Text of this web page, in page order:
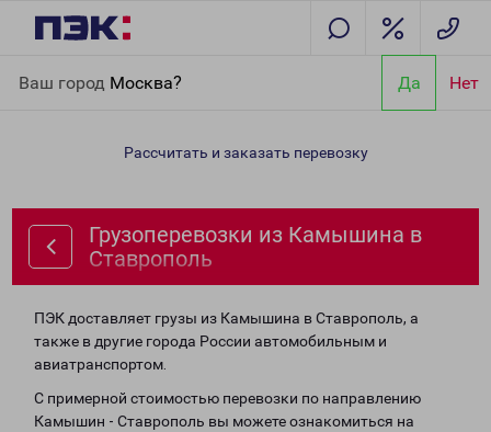
Ваш город Москва? Да Нет
Ставрополь
Рассчитать и заказать перевозку
Грузоперевозки из Камышина в
Ставрополь
ПЭК доставляет грузы из Камышина в Ставрополь, а
также в другие города России автомобильным и
авиатранспортом.
С примерной стоимостью перевозки по направлению
Камышин - Ставрополь вы можете ознакомиться на